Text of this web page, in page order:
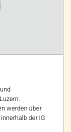
werden über
der IG